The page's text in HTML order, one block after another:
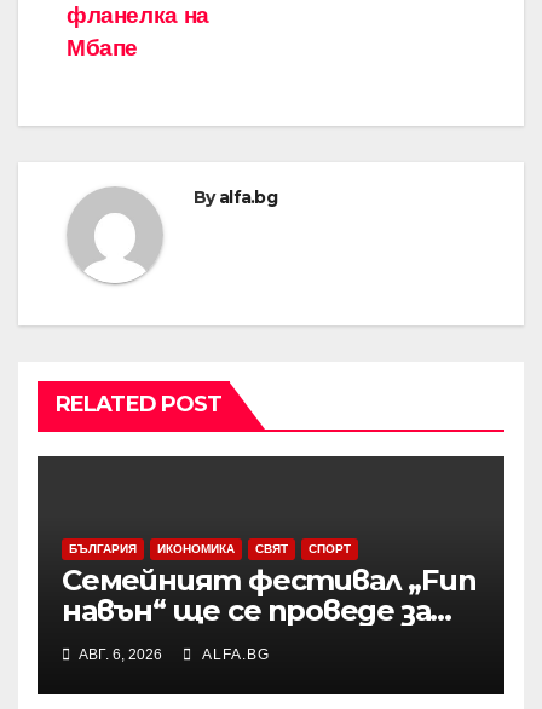
фланелка на
Мбапе
Byalfa.bg
RELATED POST
БЪЛГАРИЯ ИКОНОМИКА СВЯТ СПОРТ
Семейният фестивал „Fun
навън“ ще се проведе за
осми път в Трявна
АВГ. 6, 2026 ALFA.BG